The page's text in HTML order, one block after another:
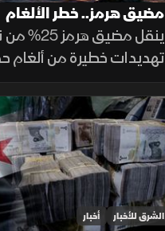
مضيق هرمز.. خطر الألغام
ينقل مضيق
تهديدات خطيرة من ألغام
تعمل بالبصمات الصوتية
ولصعوبة تطهير الأعماق،
العالمية على مسيرات
الشرق للأخبار أخبار